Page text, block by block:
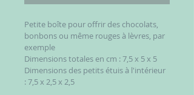
Petite boîte pour offrir des chocolats,
bonbons ou même rouges à lèvres, par
exemple
Dimensions totales en cm : 7,5 x 5 x 5
Dimensions des petits étuis à l'intérieur
: 7,5 x 2,5 x 2,5